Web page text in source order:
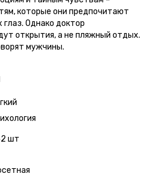
которые они предпочитают
Однако доктор
открытия, а не пляжный отдых.
мужчины.
шт